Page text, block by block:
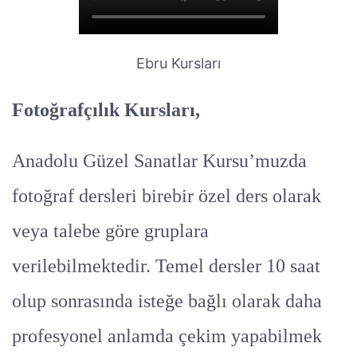
Ebru Kursları
Fotoğrafçılık Kursları,
Anadolu Güzel Sanatlar Kursu’muzda
fotoğraf dersleri birebir özel ders olarak
veya talebe göre gruplara
verilebilmektedir. Temel dersler 10 saat
olup sonrasında isteğe bağlı olarak daha
profesyonel anlamda çekim yapabilmek